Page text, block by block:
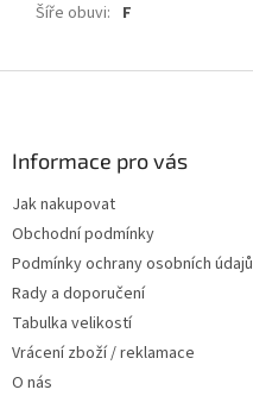
Šíře obuvi: F
Informace pro vás
Jak nakupovat
Obchodní podmínky
Podmínky ochrany osobních údajů
Rady a doporučení
Tabulka velikostí
Vrácení zboží / reklamace
O nás